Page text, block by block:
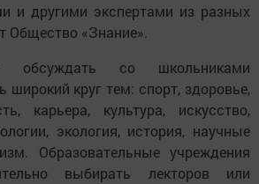
и другими экспертами из разных
Общество «Знание».
обсуждать со школьниками
широкий круг тем: спорт, здоровье,
карьера, культура, искусство,
экология, история, научные
Образовательные учреждения
выбирать лекторов или